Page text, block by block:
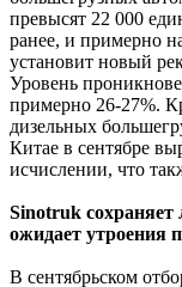
превысят 22 000
ранее, и примерно
установит новый
Уровень
примерно 26-27%.
дизельных
Китае в сентябре
исчислении, что
Sinotruk сохраняет
ожидает утроения
В сентябрьском